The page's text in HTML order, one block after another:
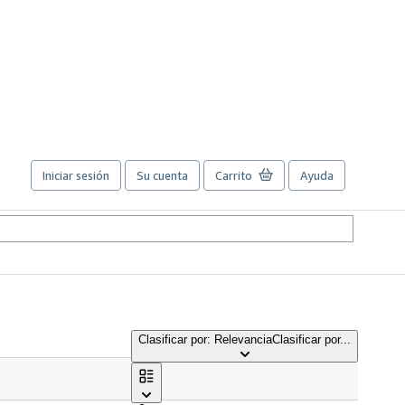
Iniciar sesión Su cuenta Carrito Ayuda
Clasificar por: RelevanciaClasificar por...